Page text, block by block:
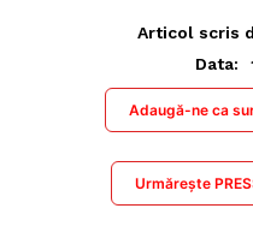
Articol scris
Data:
Adaugă-ne ca
Urmărește